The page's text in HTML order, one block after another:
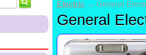
Electric → General
General